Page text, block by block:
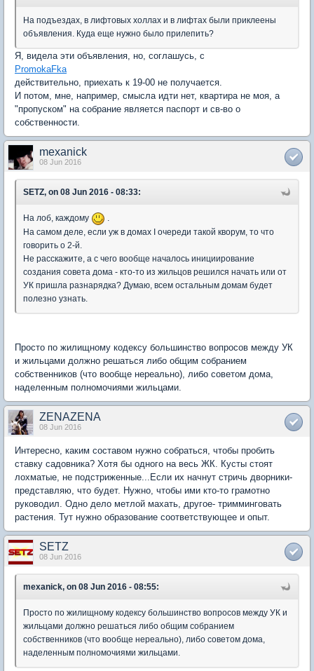
На подъездах, в лифтовых холлах и в лифтах были приклеены
объявления. Куда еще нужно было прилепить?
Я, видела эти объявления, но, соглашусь, с
PromokaFka
действительно, приехать к 19-00 не получается.
И потом, мне, например, смысла идти нет, квартира не моя, а
"пропуском" на собрание является паспорт и св-во о
собственности.
mexanick
08 Jun 2016
SETZ, on 08 Jun 2016 - 08:33:
На лоб, каждому
На самом деле, если уж в домах I очереди такой кворум, то что
говорить о 2-й.
Не расскажите, а с чего вообще началось инициирование
создания совета дома - кто-то из жильцов решился начать или от
УК пришла разнарядка? Думаю, всем остальным домам будет
полезно узнать.
Просто по жилищному кодексу большинство вопросов между УК
и жильцами должно решаться либо общим собранием
собственников (что вообще нереально), либо советом дома,
наделенным полномочиями жильцами.
ZENAZENA
08 Jun 2016
Интересно, каким составом нужно собраться, чтобы пробить
ставку садовника? Хотя бы одного на весь ЖК. Кусты стоят
лохматые, не подстриженные...Если их начнут стричь дворники-
представляю, что будет. Нужно, чтобы ими кто-то грамотно
руководил. Одно дело метлой махать, другое- тримминговать
растения. Тут нужно образование соответствующее и опыт.
SETZ
08 Jun 2016
mexanick, on 08 Jun 2016 - 08:55:
Просто по жилищному кодексу большинство вопросов между УК и
жильцами должно решаться либо общим собранием
собственников (что вообще нереально), либо советом дома,
наделенным полномочиями жильцами.